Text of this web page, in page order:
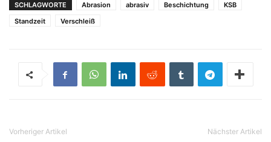
SCHLAGWORTE Abrasion abrasiv Beschichtung
KSB
Standzeit
Verschleiß
Vorheriger Artikel Nächster Artikel